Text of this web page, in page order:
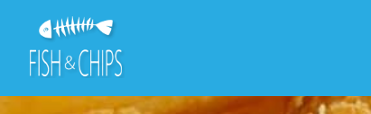
principal